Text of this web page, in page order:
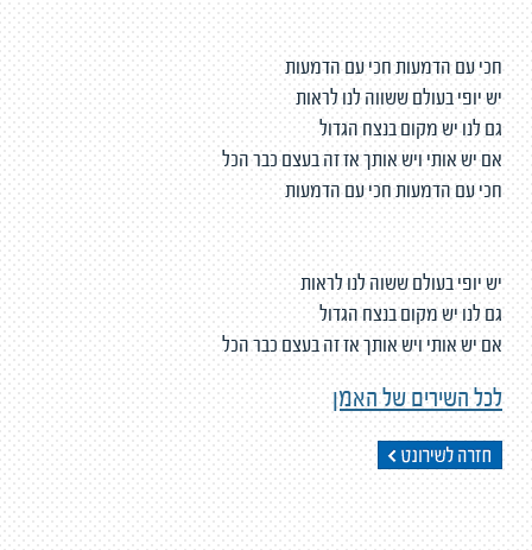
חכי עם הדמעות חכי עם הדמעות
יש יופי בעולם ששווה לנו לראות
גם לנו יש מקום בנצח הגדול
אם יש אותי ויש אותך אז זה בעצם כבר הכל
חכי עם הדמעות חכי עם הדמעות
יש יופי בעולם ששוה לנו לראות
גם לנו יש מקום בנצח הגדול
אם יש אותי ויש אותך אז זה בעצם כבר הכל
לכל השירים של האמן